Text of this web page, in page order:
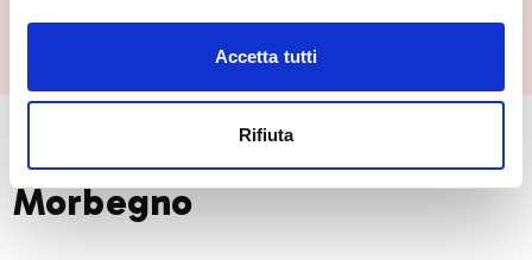
Accetta tutti
Rifiuta
🏘️ Scopri il comune di
Morbegno